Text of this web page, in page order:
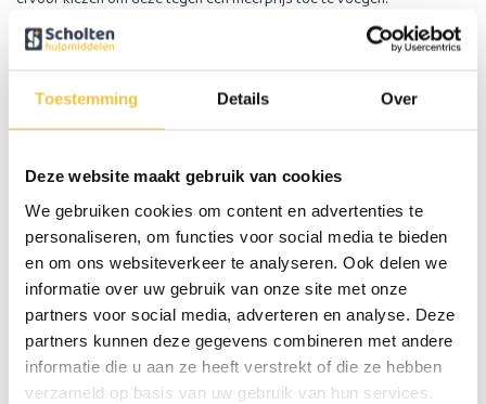
Toestemming Details Over
Deze website maakt gebruik van cookies
We gebruiken cookies om content en advertenties te
personaliseren, om functies voor social media te bieden
en om ons websiteverkeer te analyseren. Ook delen we
informatie over uw gebruik van onze site met onze
partners voor social media, adverteren en analyse. Deze
partners kunnen deze gegevens combineren met andere
informatie die u aan ze heeft verstrekt of die ze hebben
verzameld op basis van uw gebruik van hun services.
Soft wheelsExtra zachte softwielen voor meer demping. Dit zijn de
ontvangt u de extra zachte wielen in plaats van de standaard wielen.
vanaf kan vallen.
StokhouderHier kan een wandelstok op gezet worden, handig voor
als u een wandelstok mee wilt nemen.
BekerhouderHier kan een flesje of blikje drinken in geplaatst worden.
SleepremmenMet sleepremmen kunt u permanent weerstand creëren
op de wielen waardoor de rollator constant afgeremd wordt. Dit is een
ideale oplossing voor personen die een rollator te snel voortduwen.